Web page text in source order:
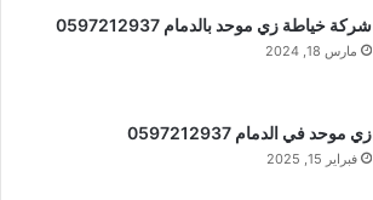
شركة خياطة زي موحد بالدمام 0597212937
مارس 18, 2024
زي موحد في الدمام 0597212937
فبراير 15, 2025